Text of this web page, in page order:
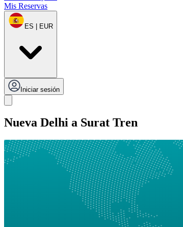
Mis Reservas
ES | EUR
Iniciar sesión
Nueva Delhi a Surat Tren